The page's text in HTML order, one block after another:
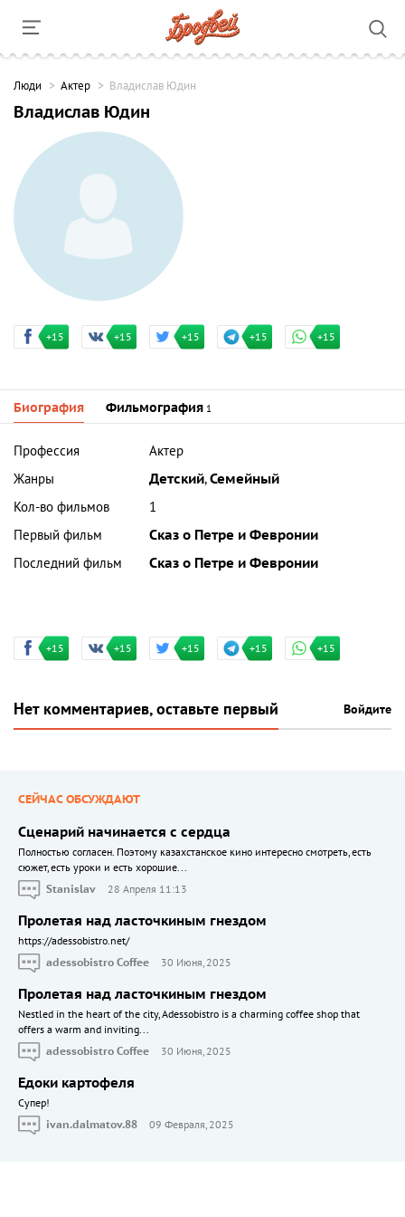
Люди Актер Владислав Юдин
Владислав Юдин
+15 +15 +15 +15 +15
Биография Фильмография 1
Профессия
Актер
Жанры
Детский,Семейный
Кол-во фильмов
1
Первый фильм
Сказ о Петре и Февронии
Последний фильм
Сказ о Петре и Февронии
+15 +15 +15 +15 +15
Нет комментариев, оставьте первый Войдите
СЕЙЧАС ОБСУЖДАЮТ
Сценарий начинается с сердца
Полностью согласен. Поэтому казахстанское кино интересно смотреть, есть
сюжет, есть уроки и есть хорошие...
Stanislav
28 Апреля 11:13
Пролетая над ласточкиным гнездом
https://adessobistro.net/
adessobistro Coffee
30 Июня, 2025
Пролетая над ласточкиным гнездом
Nestled in the heart of the city, Adessobistro is a charming coffee shop that
offers a warm and inviting...
adessobistro Coffee
30 Июня, 2025
Едоки картофеля
Cупер!
ivan.dalmatov.88
09 Февраля, 2025